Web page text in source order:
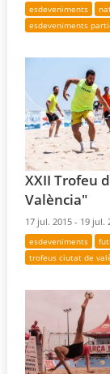
esdeveniments
esdeveniments
XXII Trofeu
València"
17 jul. 2015 - 19 jul.
esdeveniments
trofeus ciutat de